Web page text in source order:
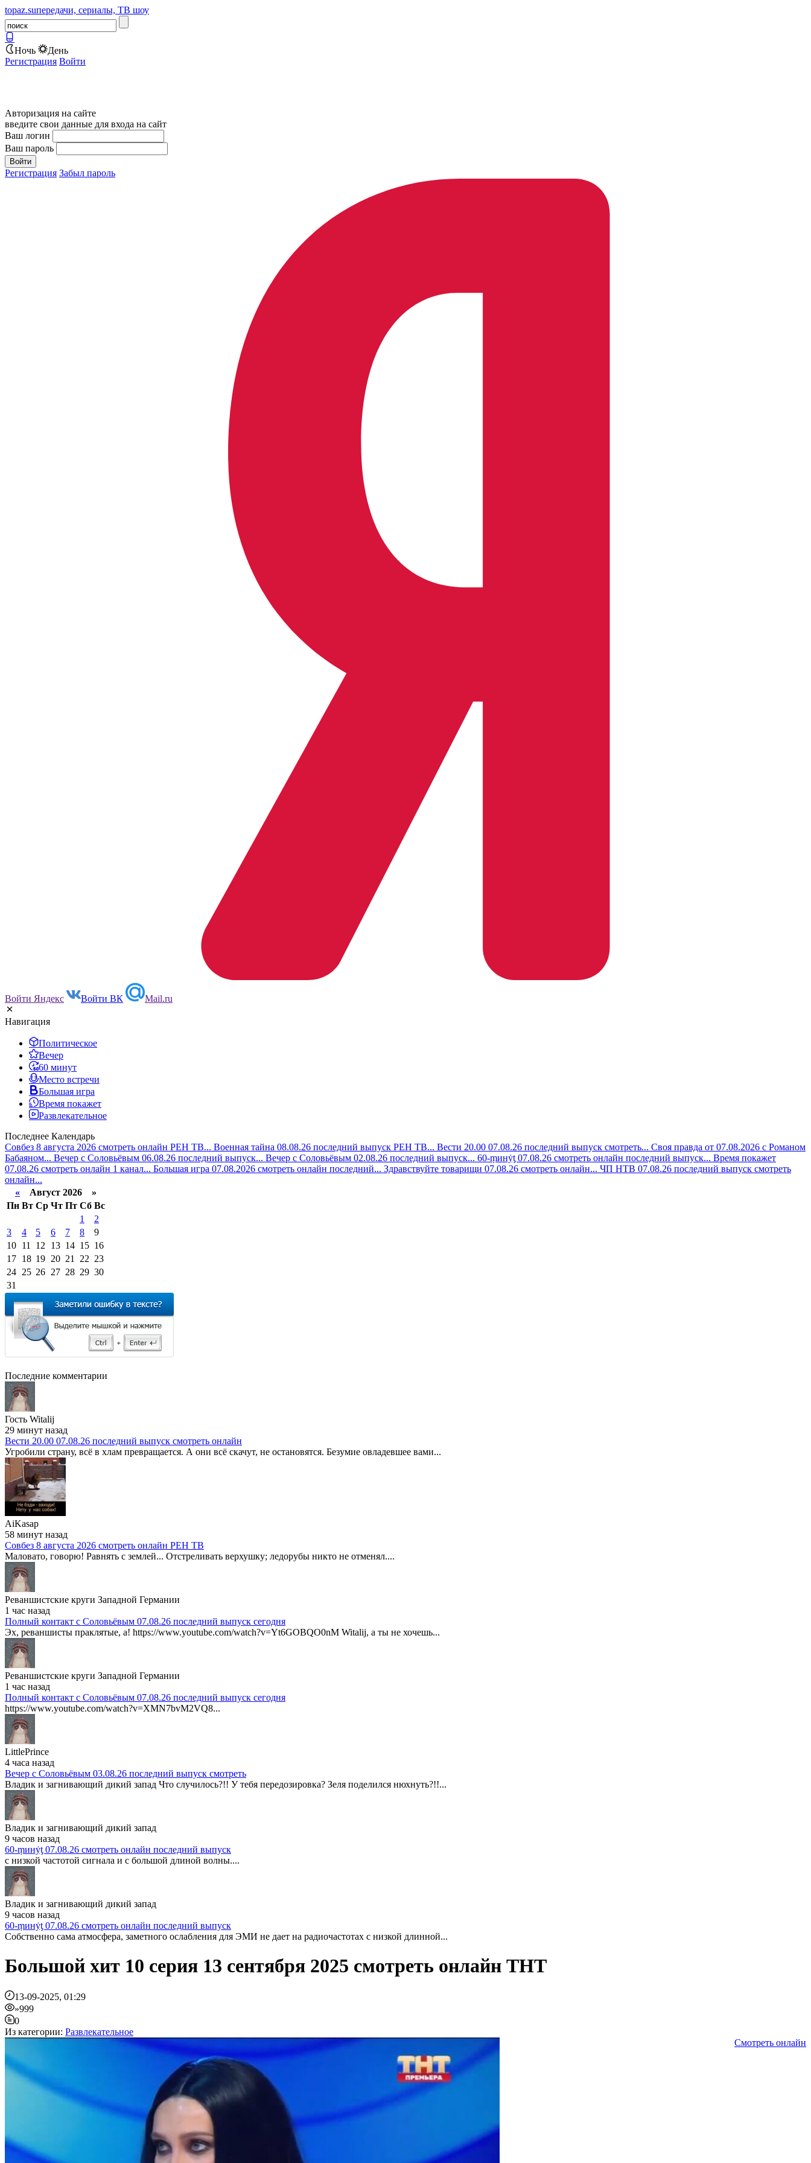
topaz.suпередачи, сериалы, ТВ шоу
Ночь
День
Регистрация Войти
Авторизация на сайте
введите свои данные для входа на сайт
Ваш логин
Ваш пароль
Регистрация Забыл пароль
Войти Яндекс Войти ВК Mail.ru
Навигация
Политическое
Вечер
60 минут
Место встречи
Большая игра
Время покажет
Развлекательное
Последнее Календарь
Совбез 8 августа 2026 смотреть онлайн РЕН ТВ... Военная тайна 08.08.26 последний выпуск РЕН ТВ... Вести 20.00 07.08.26 последний выпуск смотреть... Своя правда от 07.08.2026 с Романом
Бабаяном... Вечер с Соловьёвым 06.08.26 последний выпуск... Вечер с Соловьёвым 02.08.26 последний выпуск... 60-ṃинẏƫ 07.08.26 смотреть онлайн последний выпуск... Время покажет
07.08.26 смотреть онлайн 1 канал... Большая игра 07.08.2026 смотреть онлайн последний... Здравствуйте товарищи 07.08.26 смотреть онлайн... ЧП НТВ 07.08.26 последний выпуск смотреть
онлайн...
« Август 2026 »
Пн Вт Ср Чт Пт Сб Вс
1
2
3
4 5 6 7 8
9
10 11 12 13 14 15 16
17 18 19 20 21 22 23
24 25 26 27 28 29 30
31
Последние комментарии
Гость Witalij
29 минут назад
Вести 20.00 07.08.26 последний выпуск смотреть онлайн
Угробили страну, всё в хлам превращается. А они всё скачут, не остановятся. Безумие овладевшее вами...
AiKasap
58 минут назад
Совбез 8 августа 2026 смотреть онлайн РЕН ТВ
Маловато, говорю! Равнять с землей... Отстреливать верхушку; ледорубы никто не отменял....
Реваншистские круги Западной Германии
1 час назад
Полный контакт с Соловьёвым 07.08.26 последний выпуск сегодня
Эх, реваншисты праклятые, а! https://www.youtube.com/watch?v=Yt6GOBQO0nM Witalij, а ты не хочешь...
Реваншистские круги Западной Германии
1 час назад
Полный контакт с Соловьёвым 07.08.26 последний выпуск сегодня
https://www.youtube.com/watch?v=XMN7bvM2VQ8...
LittlePrince
4 часа назад
Вечер с Соловьёвым 03.08.26 последний выпуск смотреть
Владик и загнивающий дикий запад Что случилось?!! У тебя передозировка? Зеля поделился нюхнуть?!!...
Владик и загнивающий дикий запад
9 часов назад
60-ṃинẏƫ 07.08.26 смотреть онлайн последний выпуск
с низкой частотой сигнала и с большой длиной волны....
Владик и загнивающий дикий запад
9 часов назад
60-ṃинẏƫ 07.08.26 смотреть онлайн последний выпуск
Собственно сама атмосфера, заметного ослабления для ЭМИ не дает на радиочастотах с низкой длинной...
Большой хит 10 серия 13 сентября 2025 смотреть онлайн ТНТ
13-09-2025, 01:29
»999
0
Из категории: Развлекательное
Смотреть онлайн